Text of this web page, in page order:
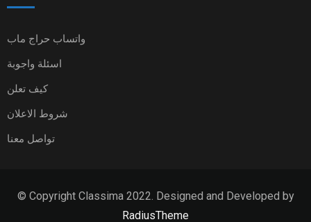
واتساب حراج ماب
اسئلة واجوبة
كيف تعلن
شروط الاعلان
تواصل معنا
© Copyright Classima 2022. Designed and Developed by
RadiusTheme